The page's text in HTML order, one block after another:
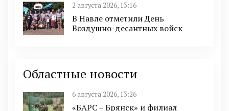
2 августа 2026, 13:16
В Навле отметили День
Воздушно-десантных войск
Областные новости
6 августа 2026, 13:26
«БАРС – Брянск» и филиал